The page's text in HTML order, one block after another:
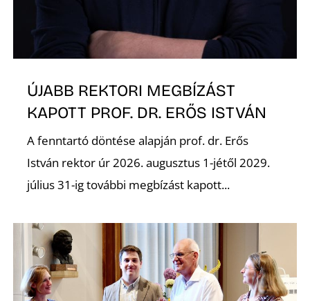
ÚJABB REKTORI MEGBÍZÁST
KAPOTT PROF. DR. ERŐS ISTVÁN
A fenntartó döntése alapján prof. dr. Erős
István rektor úr 2026. augusztus 1-jétől 2029.
július 31-ig további megbízást kapott...